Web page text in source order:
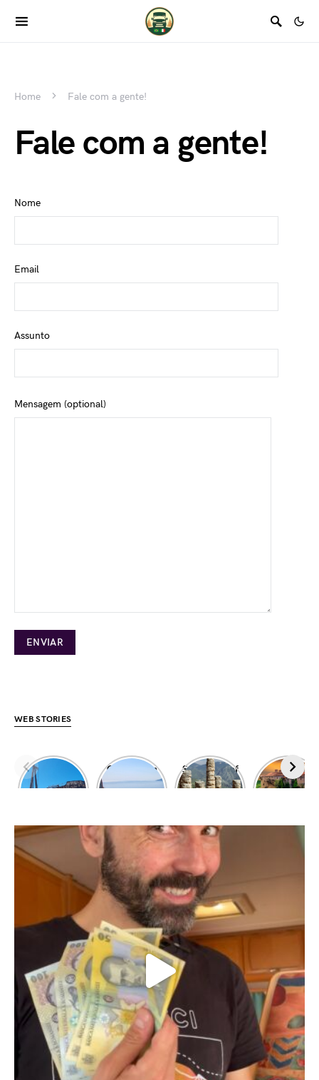
Home Fale com a gente!
Fale com a gente!
Nome
Email
Assunto
Mensagem (optional)
WEB STORIES
Dimitrios
shipwreck
Climbing in
Leonidio
Sanctuary of
Apollo
Exploring
Meteora